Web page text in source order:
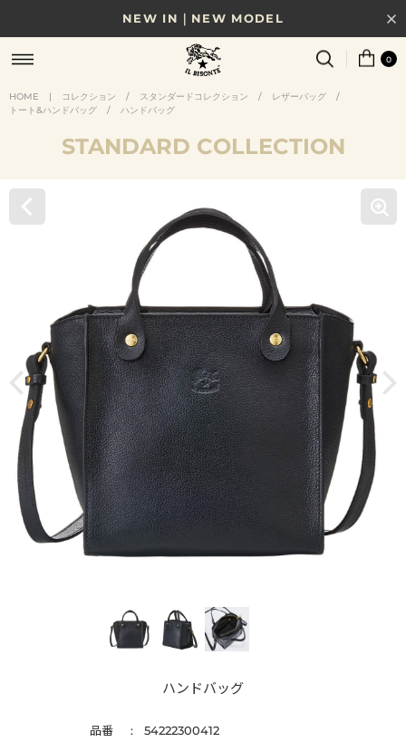
NEW IN｜NEW MODEL
8/17(月)10時まで｜税込11,000円以上で送料無料
贈る相手やシーンから選べる、新しいギフトガイド
0
HOME | コレクション / スタンダードコレクション / レザーバッグ
/
トート&ハンドバッグ
/ ハンドバッグ
STANDARD COLLECTION
ハンドバッグ
品番
54222300412